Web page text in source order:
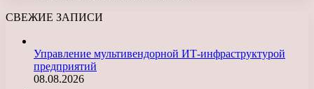
СВЕЖИЕ ЗАПИСИ
Управление мультивендорной ИТ-инфраструктурой
предприятий
08.08.2026